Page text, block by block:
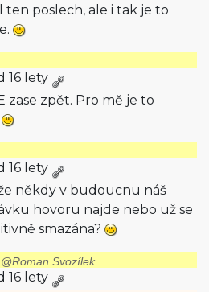
ten poslech, ale i tak je to
16 lety
zase zpět. Pro mě je to
16 lety
někdy v budoucnu náš
hovoru najde nebo už se
smazána?
@Roman Svozílek
16 lety